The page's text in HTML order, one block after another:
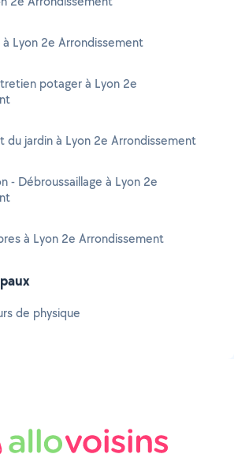
Lyon 2e Arrondissement
potager à Lyon 2e
du jardin à Lyon 2e Arrondissement
- Débroussaillage à Lyon 2e
à Lyon 2e Arrondissement
de physique